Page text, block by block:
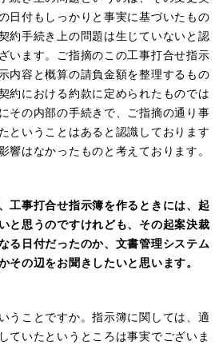
日付もしっかりと事実に基づいたもの
約手続き上の問題は生じていないと認
います。ご指摘のこの工事打合せ指示
内容と概算の請負金額を整理するもの
約における約款に定められたものでは
その内部の手続きで、ご指摘の通り事
ということはあると認識しております
響はなかったものと考えております。
工事打合せ指示簿を作るときには、起
と思うのですけれども、その起案決裁
る日付だったのか、文書管理システム
その辺をお聞きしたいと思います。
うことですか。指示簿に関しては、適
ていたというところは事実でございま